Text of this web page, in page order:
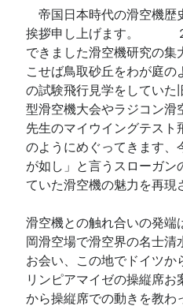
帝国日本時代の滑空機歴
挨拶申し上げます。 ２
できました滑空機研究の集
こせば鳥取砂丘をわが庭
の試験飛行見学をしていた
型滑空機大会やラジコン滑
先生のマイウイングテスト
のようにめぐってきます、
が如し」と言うスローガン
ていた滑空機の魅力を再現
滑空機との触れ合いの発端
岡滑空場で滑空界の名士清
お会い、この地でドイツか
リンピアマイゼの操縦席
から操縦席での動きを教わ